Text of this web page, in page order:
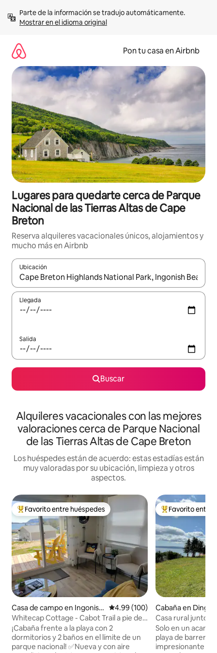
contenidoMostrar en el idioma original
Pon tu casa en Airbnb
Lugares para quedarte cerca de Parque
Nacional de las Tierras Altas de Cape
Breton
Reserva alquileres vacacionales únicos, alojamientos y
mucho más en Airbnb
Ubicación
Cuando los resultados estén disponibles, navega con las
Llegada
Salida
Buscar
Alquileres vacacionales con las mejores
valoraciones cerca de Parque Nacional
de las Tierras Altas de Cape Breton
Los huéspedes están de acuerdo: estas estadías están
muy valoradas por su ubicación, limpieza y otros
aspectos.
Favorito entre huéspedes preferido
Favorito entre huéspedes
Casa de campo en Ingonish
Beach
Calificación promedio: 4.99 de
4.99 (100)
Whitecap Cottage - Cabot Trail a pie de
playa
¡Cabaña frente a la playa con 2
dormitorios y 2 baños en el límite de un
parque nacional! ✅Nueva y con aire
Favorito entre
Favorito entre
Cabaña en
Casa rural junto
Cabo Bretón
Solo en un
playa de barrera
impresionante